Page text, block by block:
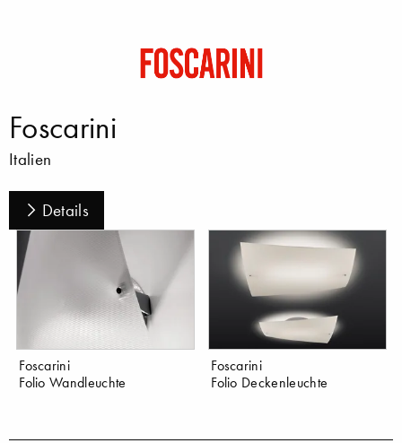
Foscarini
Italien
Details
Foscarini
Folio Wandleuchte
Foscarini
Folio Deckenleuchte